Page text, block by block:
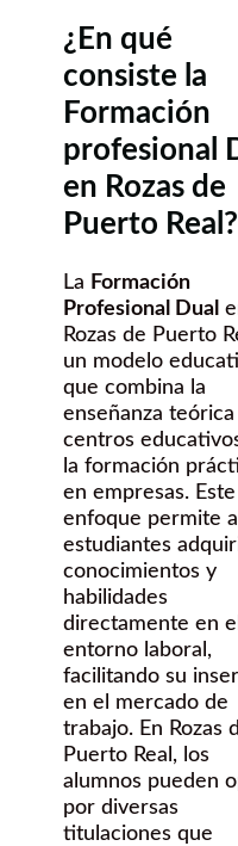
¿En qué
consiste la
Formación
profesional
en Rozas de
Puerto Real?
La Formación
Profesional Dual
Rozas de Puerto
un modelo
que combina la
enseñanza teórica
centros
la formación
en empresas. Este
enfoque permite
estudiantes
conocimientos y
habilidades
directamente en el
entorno laboral,
facilitando su
en el mercado de
trabajo. En Rozas
Puerto Real, los
alumnos pueden
por diversas
titulaciones que